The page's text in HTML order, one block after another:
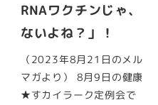
RNAワクチンじゃ、
ないよね？」！
（2023年8月21日のメル
マガより） 8月9日の健康
★すカイラーク定例会で